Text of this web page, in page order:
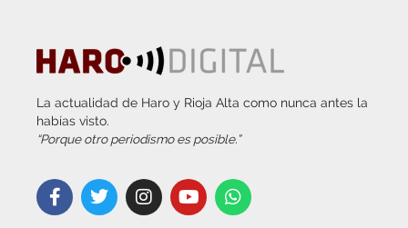
La actualidad de Haro y Rioja Alta como nunca antes la
habías visto.
“Porque otro periodismo es posible.”